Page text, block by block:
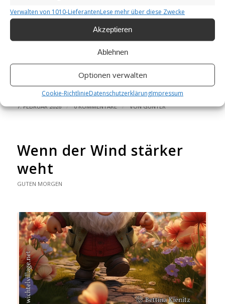
Verwalten von 1010-LieferantenLese mehr über diese Zwecke
Akzeptieren
Ablehnen
Optionen verwalten
Cookie-RichtlinieDatenschutzerklärungImpressum
Wir können den Wind nicht ändern
[Total:3Average:5]
7. FEBRUAR 2026 / 0 KOMMENTARE / VONGÜNTER
Wenn der Wind stärker
weht
GUTEN MORGEN